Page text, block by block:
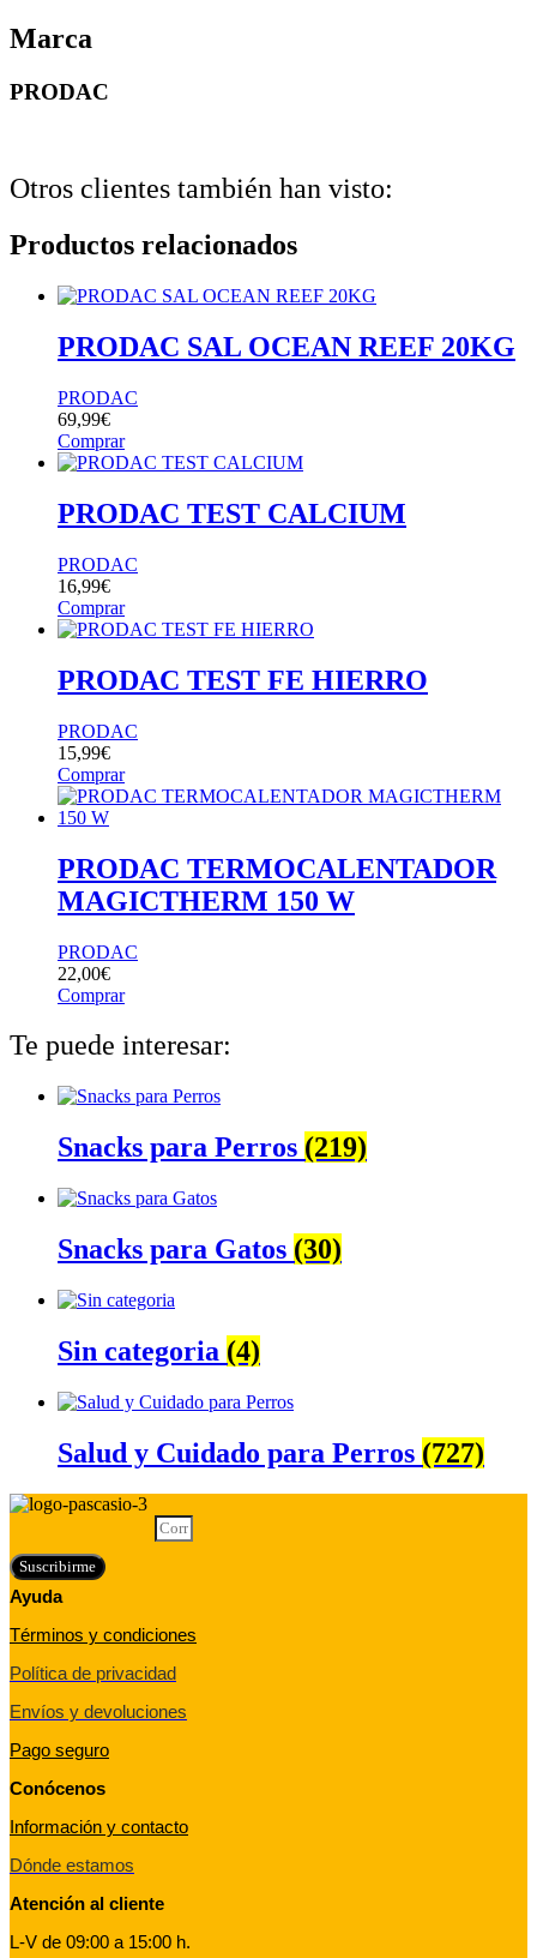
Marca
PRODAC
Otros clientes también han visto:
Productos relacionados
PRODAC SAL OCEAN REEF 20KG
PRODAC
69,99€
Comprar
PRODAC TEST CALCIUM
PRODAC
16,99€
Comprar
PRODAC TEST FE HIERRO
PRODAC
15,99€
Comprar
PRODAC TERMOCALENTADOR
MAGICTHERM 150 W
PRODAC
22,00€
Comprar
Te puede interesar:
Snacks para Perros (219)
Snacks para Gatos (30)
Sin categoria (4)
Salud y Cuidado para Perros (727)
Suscribirme
Ayuda
Términos y condiciones
Política de privacidad
Envíos y devoluciones
Pago seguro
Conócenos
Información y contacto
Dónde estamos
Atención al cliente
L-V de 09:00 a 15:00 h.